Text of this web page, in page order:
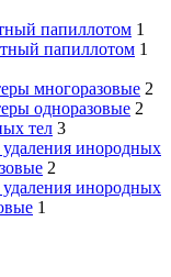
папиллотом 1
папиллотом 1
многоразовые 2
одноразовые 2
тел 3
удаления инородных
2
удаления инородных
1